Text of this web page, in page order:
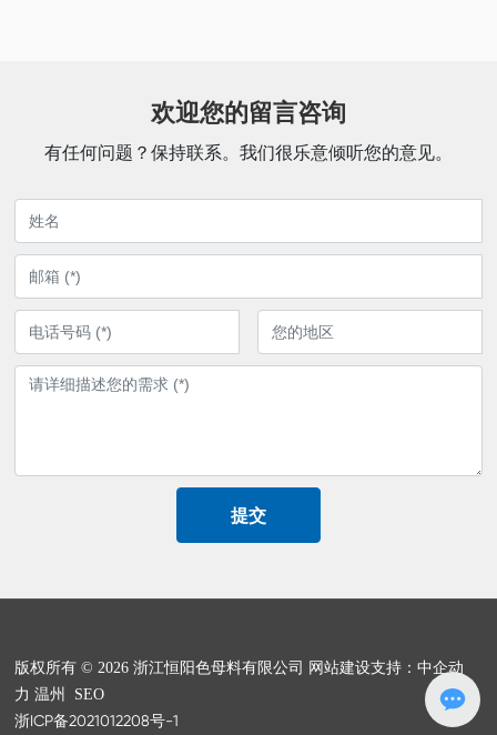
欢迎您的留言咨询
有任何问题？保持联系。我们很乐意倾听您的意见。
提交
版权所有 © 2026 浙江恒阳色母料有限公司
网站建设支持：中企动
力 温州 SEO
浙ICP备2021012208号-1